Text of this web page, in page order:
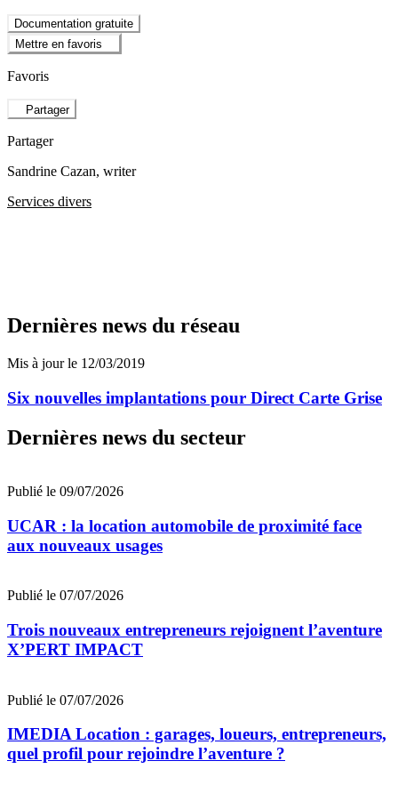
Documentation gratuite
Mettre en favoris
Favoris
Partager
Partager
Sandrine Cazan, writer
Services divers
Dernières news du réseau
Mis à jour le 12/03/2019
Six nouvelles implantations pour Direct Carte Grise
Dernières news du secteur
Publié le 09/07/2026
UCAR : la location automobile de proximité face
aux nouveaux usages
Publié le 07/07/2026
Trois nouveaux entrepreneurs rejoignent l’aventure
X’PERT IMPACT
Publié le 07/07/2026
IMEDIA Location : garages, loueurs, entrepreneurs,
quel profil pour rejoindre l’aventure ?